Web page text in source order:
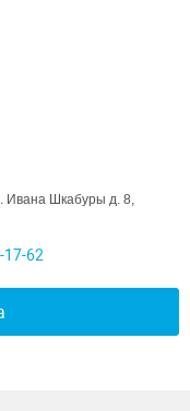
Ивана Шкабуры д. 8,
17-62